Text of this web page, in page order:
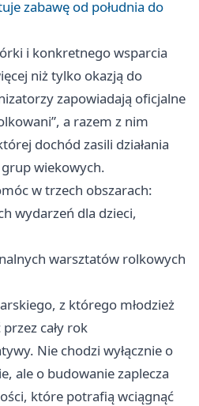
zabawę od południa do
i konkretnego wsparcia
niż tylko okazją do
zapowiadają oficjalne
a razem z nim
dochód zasili działania
wiekowych.
w trzech obszarach:
wydarzeń dla dzieci,
warsztatów rolkowych
z którego młodzież
cały rok
Nie chodzi wyłącznie o
ale o budowanie zaplecza
które potrafią wciągnąć